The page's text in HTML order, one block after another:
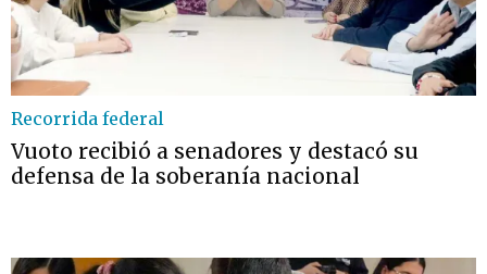
Recorrida federal
Vuoto recibió a senadores y destacó su
defensa de la soberanía nacional